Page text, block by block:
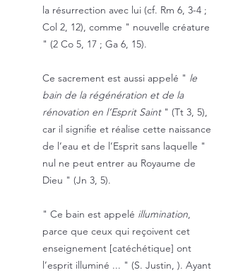
la résurrection avec lui (cf. Rm 6, 3-4 ;
Col 2, 12), comme " nouvelle créature
" (2 Co 5, 17 ; Ga 6, 15).
Ce sacrement est aussi appelé " le
bain de la régénération et de la
rénovation en l’Esprit Saint" (Tt 3, 5),
car il signifie et réalise cette naissance
de l’eau et de l’Esprit sans laquelle "
nul ne peut entrer au Royaume de
Dieu " (Jn 3, 5).
" Ce bain est appelé illumination,
parce que ceux qui reçoivent cet
enseignement [catéchétique] ont
l’esprit illuminé ... " (S. Justin, ). Ayant